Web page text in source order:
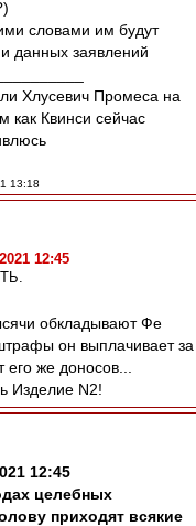
словами им будут
данных заявлений
Хлусевич Промеса на
как Квинси сейчас
13:18
12:45
обкладывают Фе
он выплачивает за
же доносов...
Изделие N2!
12:45
целебных
приходят всякие